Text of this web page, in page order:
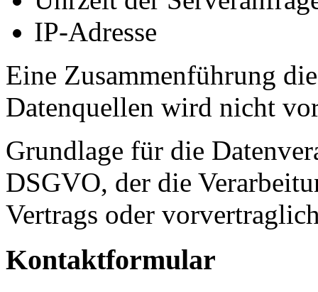
IP-Adresse
Eine Zusammenführung
Datenquellen wird nicht
Grundlage für die
DSGVO, der die
Vertrags oder
Kontaktformular